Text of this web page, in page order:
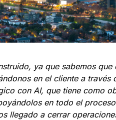
ya que sabemos que
en el cliente a través
con AI, que tiene como
en todo el
llegado a cerrar